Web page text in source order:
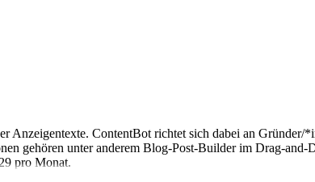
ContentBot richtet sich dabei an
gehören unter anderem Blog-Post-Builder im Drag-
pro Monat.